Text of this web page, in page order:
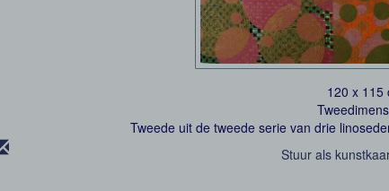
120 x 115
Tweede uit de tweede serie van drie
Stuur als